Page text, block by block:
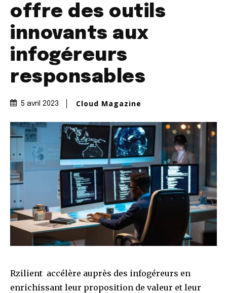
offre des outils
innovants aux
infogéreurs
responsables
5 avril 2023 Cloud Magazine
Rzilient accélère auprès des infogéreurs en
enrichissant leur proposition de valeur et leur